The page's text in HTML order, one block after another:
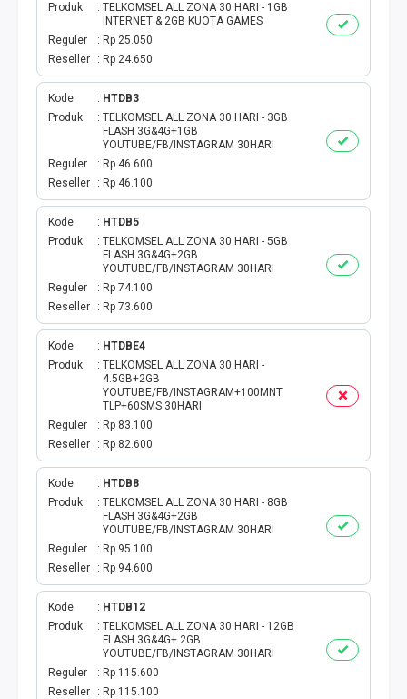
TELEPON & SMS
PAKET SMS
AKTIVASI PAKET
VOUCHER DATA
VOUCHER TV
TOKEN PLN
ISI ULANG GAME
TAG PLN
TAG BPJS
TAG TELKOM
TAG TV PASCABAYAR
TAG CICILAN
TAG FINANCE
TAG KREDIT
Produk
TELKOMSEL ALL ZONA 30 HARI - 1GB
INTERNET & 2GB KUOTA GAMES
Reguler
Rp 25.050
Reseller
Rp 24.650
Kode
HTDB3
Produk
TELKOMSEL ALL ZONA 30 HARI - 3GB
FLASH 3G&4G+1GB
YOUTUBE/FB/INSTAGRAM 30HARI
Reguler
Rp 46.600
Reseller
Rp 46.100
Kode
HTDB5
Produk
TELKOMSEL ALL ZONA 30 HARI - 5GB
FLASH 3G&4G+2GB
YOUTUBE/FB/INSTAGRAM 30HARI
Reguler
Rp 74.100
Reseller
Rp 73.600
Kode
HTDBE4
Produk
TELKOMSEL ALL ZONA 30 HARI -
4.5GB+2GB
YOUTUBE/FB/INSTAGRAM+100MNT
TLP+60SMS 30HARI
Reguler
Rp 83.100
Reseller
Rp 82.600
Kode
HTDB8
Produk
TELKOMSEL ALL ZONA 30 HARI - 8GB
FLASH 3G&4G+2GB
YOUTUBE/FB/INSTAGRAM 30HARI
Reguler
Rp 95.100
Reseller
Rp 94.600
Kode
HTDB12
Produk
TELKOMSEL ALL ZONA 30 HARI - 12GB
FLASH 3G&4G+ 2GB
YOUTUBE/FB/INSTAGRAM 30HARI
Reguler
Rp 115.600
Reseller
Rp 115.100